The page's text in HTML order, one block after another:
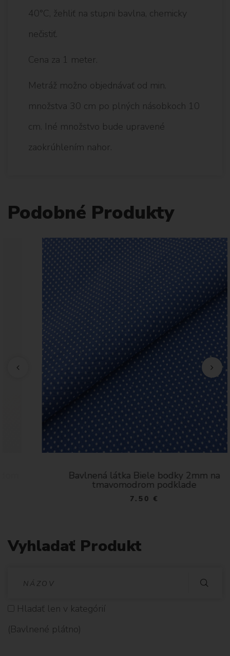
40°C, žehliť na stupni bavlna, chemicky
nečistiť.
Cena za 1 meter.
Metráž možno objednávať od min.
množstva 30 cm po plných násobkoch 10
cm. Iné množstvo bude upravené
zaokrúhlením nahor.
Podobné Produkty
Bavlnená látka Biele bodky 2mm na
tmavomodrom podklade
Vyhladať Produkt
Hladať len v kategórií
(Bavlnené plátno)